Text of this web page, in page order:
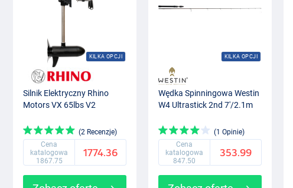
KILKA OPCJI
Silnik Elektryczny Rhino
Motors VX 65lbs V2
(2 Recenzje)
Cena
katalogowa
1867.75
1774.36
KILKA OPCJI
Wędka Spinningowa Westin
W4 Ultrastick 2nd 7'/2.1m
(1 Opinie)
Cena
katalogowa
847.50
353.99